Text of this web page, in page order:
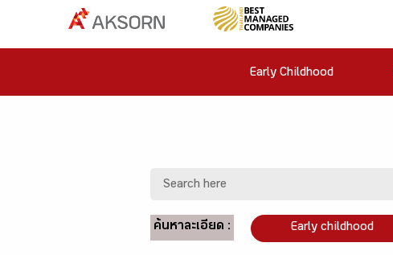
Early Childhood
ค้นหาละเอียด : Early childhood